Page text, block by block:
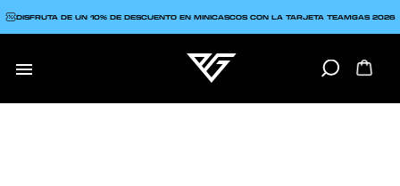

DISFRUTA DE UN 10% DE DESCUENTO EN MINICASCOS CON LA TARJETA TEAMGAS 2026